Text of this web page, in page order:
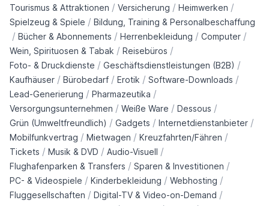
Tourismus & Attraktionen / Versicherung / Heimwerken /
Spielzeug & Spiele / Bildung, Training & Personalbeschaffung
/ Bücher & Abonnements / Herrenbekleidung / Computer /
Wein, Spirituosen & Tabak / Reisebüros /
Foto- & Druckdienste / Geschäftsdienstleistungen (B2B) /
Kaufhäuser / Bürobedarf / Erotik / Software-Downloads /
Lead-Generierung / Pharmazeutika /
Versorgungsunternehmen / Weiße Ware / Dessous /
Grün (Umweltfreundlich) / Gadgets / Internetdienstanbieter /
Mobilfunkvertrag / Mietwagen / Kreuzfahrten/Fähren /
Tickets / Musik & DVD / Audio-Visuell /
Flughafenparken & Transfers / Sparen & Investitionen /
PC- & Videospiele / Kinderbekleidung / Webhosting /
Fluggesellschaften / Digital-TV & Video-on-Demand /